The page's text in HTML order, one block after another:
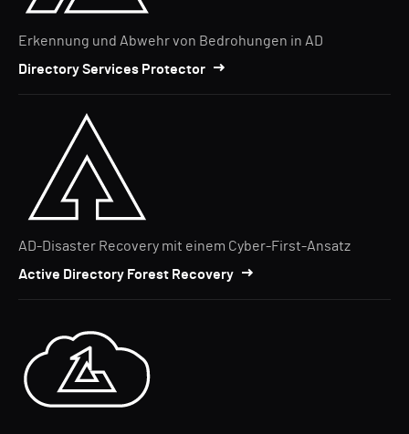
Erkennung und Abwehr von Bedrohungen in AD
Directory Services Protector
AD-Disaster Recovery mit einem Cyber-First-Ansatz
Active Directory Forest Recovery